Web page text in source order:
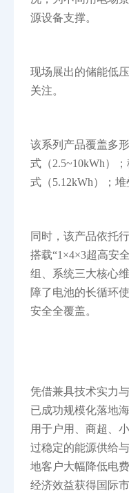
源设备支撑。
现场展出的储能低
关注。
该系列产品覆盖多
式（2.5~10kWh）
式（5.12kWh）；堆
同时，该产品依托
搭载“1×4×3超高安
组、系统三大核心
障了电池的长循环
安全全覆盖。
凭借兼具技术实力
已成功规模化落地
用于户用、商超、
过稳定的能源供给
地客户大幅降低电
经济效益获得国际